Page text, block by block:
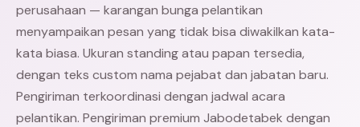
perusahaan — karangan bunga pelantikan
menyampaikan pesan yang tidak bisa diwakilkan kata-
kata biasa. Ukuran standing atau papan tersedia,
dengan teks custom nama pejabat dan jabatan baru.
Pengiriman terkoordinasi dengan jadwal acara
pelantikan. Pengiriman premium Jabodetabek dengan